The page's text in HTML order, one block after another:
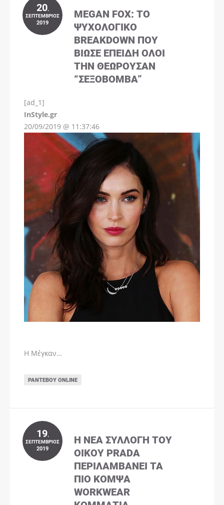
20.
ΣΕΠΤΈΜΒΡΙΟΣ
2019
MEGAN FOX: ΤΟ
ΨΥΧΟΛΟΓΙΚΌ
BREAKDOWN ΠΟΥ
ΒΊΩΣΕ ΕΠΕΙΔΉ ΌΛΟΙ
ΤΗΝ ΘΕΩΡΟΎΣΑΝ
“ΣΕΞΟΒΌΜΒΑ”
[ad_1]
InStyle.gr
20/09/2019 @ 11:37:46
Η Μέγκαν…
ΡΑΝΤΕΒΟΎ ONLINE
19.
ΣΕΠΤΈΜΒΡΙΟΣ
2019
Η ΝΈΑ ΣΥΛΛΟΓΉ ΤΟΥ
ΟΊΚΟΥ PRADA
ΠΕΡΙΛΑΜΒΆΝΕΙ ΤΑ
ΠΙΟ ΚΟΜΨΆ
WORKWEAR